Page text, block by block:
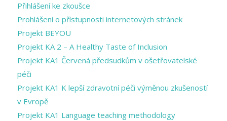
Přihlášení ke zkoušce
Prohlášení o přístupnosti internetových stránek
Projekt BEYOU
Projekt KA 2 – A Healthy Taste of Inclusion
Projekt KA1 Červená předsudkům v ošetřovatelské
péči
Projekt KA1 K lepší zdravotní péči výměnou zkušeností
v Evropě
Projekt KA1 Language teaching methodology